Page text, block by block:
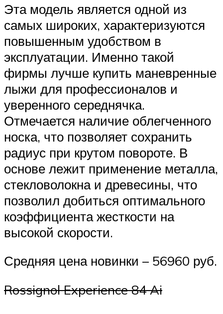
Эта модель является одной из
самых широких, характеризуются
повышенным удобством в
эксплуатации. Именно такой
фирмы лучше купить маневренные
лыжи для профессионалов и
уверенного середнячка.
Отмечается наличие облегченного
носка, что позволяет сохранить
радиус при крутом повороте. В
основе лежит применение металла,
стекловолокна и древесины, что
позволил добиться оптимального
коэффициента жесткости на
высокой скорости.
Средняя цена новинки – 56960 руб.
Rossignol Experience 84 Ai